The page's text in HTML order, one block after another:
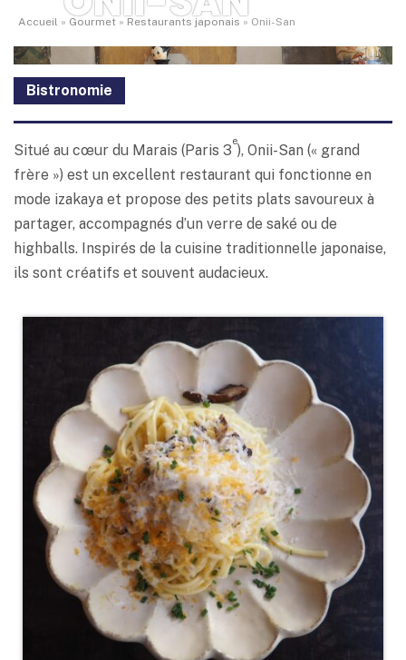
Accueil » Gourmet » Restaurants japonais » Onii-San
Bistronomie
Situé au cœur du Marais (Paris 3
e
), Onii-San (« grand
frère ») est un excellent restaurant qui fonctionne en
mode izakaya et propose des petits plats savoureux à
partager, accompagnés d’un verre de saké ou de
highballs. Inspirés de la cuisine traditionnelle japonaise,
ils sont créatifs et souvent audacieux.